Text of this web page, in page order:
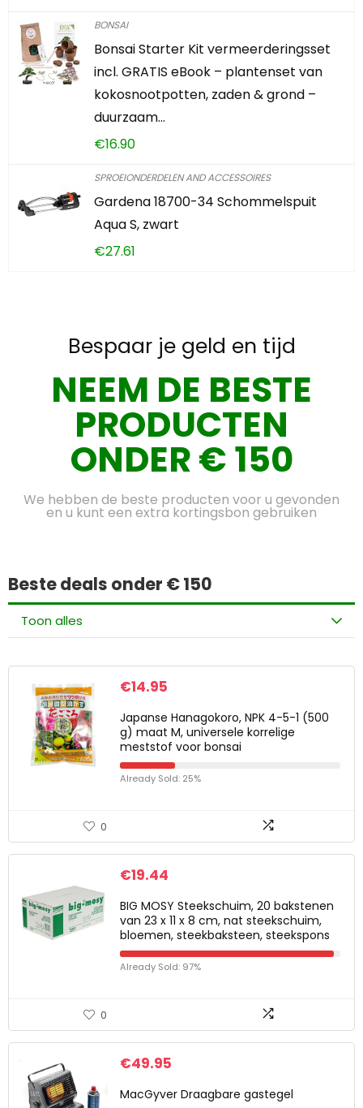
BONSAI
Bonsai Starter Kit vermeerderingsset
incl. GRATIS eBook – plantenset van
kokosnootpotten, zaden & grond –
duurzaam…
€16.90
SPROEIONDERDELEN AND ACCESSOIRES
Gardena 18700-34 Schommelspuit
Aqua S, zwart
€27.61
Bespaar je geld en tijd
NEEM DE BESTE
PRODUCTEN
ONDER € 150
We hebben de beste producten voor u gevonden
en u kunt een extra kortingsbon gebruiken
Beste deals onder € 150
Toon alles
€14.95
Japanse Hanagokoro, NPK 4-5-1 (500
g) maat M, universele korrelige
meststof voor bonsai
Already Sold: 25%
0
€19.44
BIG MOSY Steekschuim, 20 bakstenen
van 23 x 11 x 8 cm, nat steekschuim,
bloemen, steekbaksteen, steekspons
Already Sold: 97%
0
€49.95
MacGyver Draagbare gastegel